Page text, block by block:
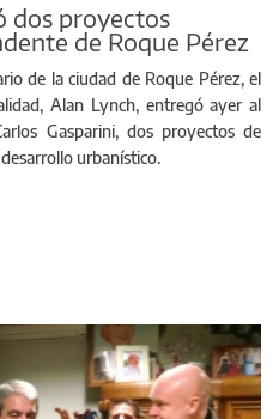
dos proyectos
de Roque Pérez
de la ciudad de Roque Pérez, el
Alan Lynch, entregó ayer al
Gasparini, dos proyectos de
urbanístico.